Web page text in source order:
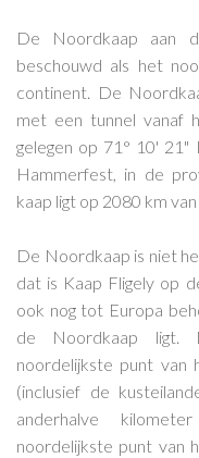
De Noordkaap aan
beschouwd als het
continent. De
met een tunnel vanaf
gelegen op 71° 10'
Hammerfest, in de
kaap ligt op 2080 km
De Noordkaap is niet
dat is Kaap Fligely op
ook nog tot Europa
de Noordkaap ligt.
noordelijkste punt van
(inclusief de
anderhalve
noordelijkste punt van